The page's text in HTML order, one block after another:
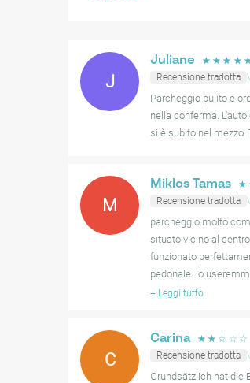
intuitive, con istruzioni chiare
specialmente quando si fa
In generale, l'esperienza di
raccomandano per la sua
J
Juliane ☆ ☆ ☆ ☆
Recensione tradotta
Parcheggio pulito e
nella conferma.
si è subito nel mezzo.
M
Miklos Tamas ☆
Recensione tradotta
parcheggio molto
situato vicino al
funzionato
pedonale. lo
+ Leggi tutto
C
Carina ☆ ☆ ☆ ☆ ☆
Recensione tradotta
Grundsätzlich hat die